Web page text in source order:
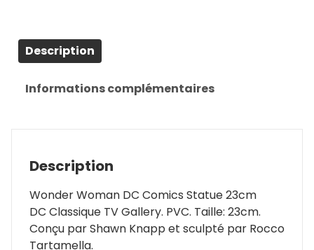
Description
Informations complémentaires
Description
Wonder Woman DC Comics Statue 23cm
DC Classique TV Gallery. PVC. Taille: 23cm.
Conçu par Shawn Knapp et sculpté par Rocco
Tartamella.